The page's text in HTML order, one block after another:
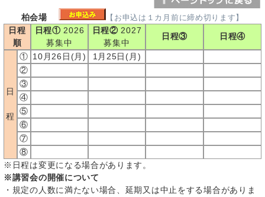
柏会場 【お申込は１カ月前に締め切ります】
日程
順
日程①2026
募集中
日程②2027
募集中
日程③ 日程④
日
程
① 10月26日(月)
1月25日(月)
②
③
④
⑤
⑥
⑦
⑧
※日程は変更になる場合があります。
※講習会の開催について
・規定の人数に満たない場合、延期又は中止をする場合がありま